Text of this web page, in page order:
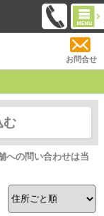
お問合せ
む
への問い合わせは当